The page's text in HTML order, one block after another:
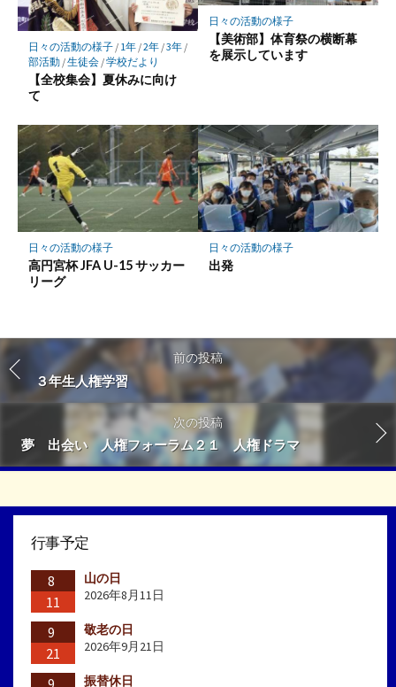
日々の活動の様子/ 1年/2年/3年/
部活動/生徒会/学校だより
【全校集会】夏休みに向け
て
日々の活動の様子
【美術部】体育祭の横断幕
を展示しています
日々の活動の様子
高円宮杯 JFA U-15 サッカー
リーグ
日々の活動の様子
出発
前の投稿
３年生人権学習
次の投稿
夢 出会い 人権フォーラム２１ 人権ドラマ
行事予定
8
11
山の日
2026年8月11日
9
21
敬老の日
2026年9月21日
9 振替休日